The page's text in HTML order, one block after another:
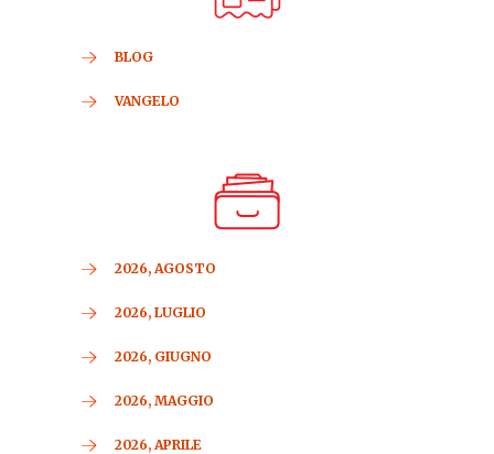
BLOG
VANGELO
2026, AGOSTO
2026, LUGLIO
2026, GIUGNO
2026, MAGGIO
2026, APRILE